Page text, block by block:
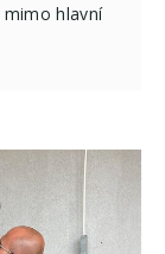
hlavní